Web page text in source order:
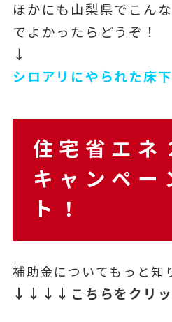
ほかにも山梨県でこん
でよかったらどうぞ！
↓
シロアリにやられた床
住宅省エネ
キャンペー
ト！
補助金についてもっと知
↓↓↓↓こちらをクリ